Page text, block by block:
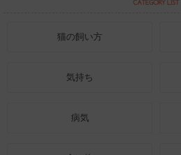
猫の飼い方
気持ち
病気